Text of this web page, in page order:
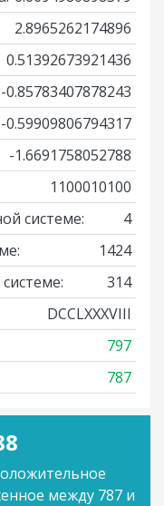
2.8965262174896
0.51392673921436
-0.85783407878243
-0.59909806794317
-1.6691758052788
1100010100
системе:
4
1424
314
DCCLXXXVIII
797
787
между 787 и